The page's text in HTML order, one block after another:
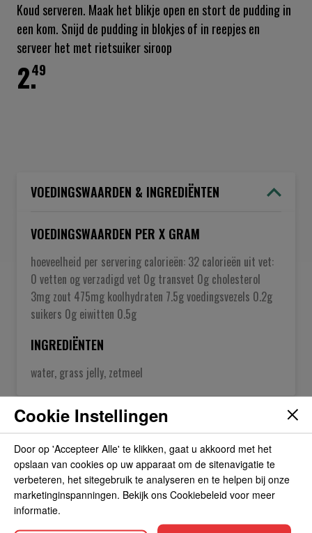
Koud serveren. Maak het blikje open en stort de pudding in
een kom. Snijd de pudding in blokjes of in reepjes en
serveer het met rietsuiker siroop
49
2.
VOEDINGSWAARDEN & INGREDIËNTEN
VOEDINGSWAARDEN PER X GRAM
hoeveelheid per servering calorieën: 32 calorieën uit vet:
0 vetten og verzadigd vet 0g transvet 0g cholesterol
3mg zout 475mg koolhydraten 7.5g voedingsvezels 0.2g
suikers 0g eiwitten 0.5g
INGREDIËNTEN
water, grass jelly, zetmeel
OVER DE FABRIKANT
ALLERGIEËN
OVERIGE INFORMATIE
Cookie Instellingen
Door op 'Accepteer Alle' te klikken, gaat u akkoord met het
opslaan van cookies op uw apparaat om de sitenavigatie te
verbeteren, het sitegebruik te analyseren en te helpen bij onze
marketinginspanningen. Bekijk ons Cookiebeleid voor meer
informatie.